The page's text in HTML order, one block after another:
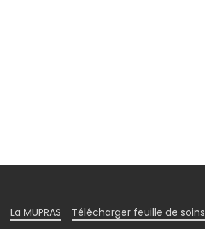
La MUPRAS
Télécharger feuille de soins